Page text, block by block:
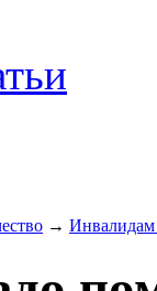
→ Инвалидам